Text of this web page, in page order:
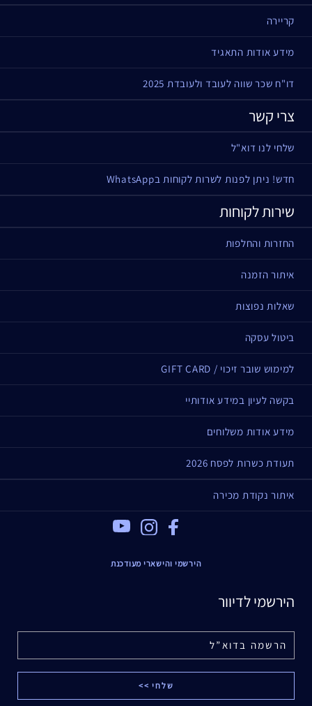
קריירה
מידע אודות התאגיד
דו"ח שכר שווה לעובד ולעובדת 2025
צרי קשר
שלחי לנו דוא"ל
חדש! ניתן לפנות לשרות לקוחות בWhatsApp
שירות לקוחות
החזרות והחלפות
איתור הזמנה
שאלות נפוצות
ביטול עסקה
למימוש שובר זיכוי / GIFT CARD
בקשה לעיון במידע אודותיי
מידע אודות משלוחים
תעודת כשרות לפסח 2026
איתור נקודת מכירה
Facebook
הירשמי והישארי מעודכנת
הירשמי לדיוור